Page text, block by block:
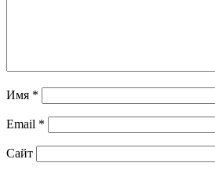
Имя *
Email *
Сайт